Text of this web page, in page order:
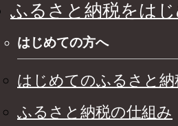
ふるさと納税をは
はじめての方へ
はじめてのふるさと納
ふるさと納税の仕組み